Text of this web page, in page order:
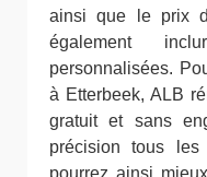
ainsi que le prix
également
personnalisées.
à Etterbeek, ALB
gratuit et sans
précision tous les
pourrez ainsi